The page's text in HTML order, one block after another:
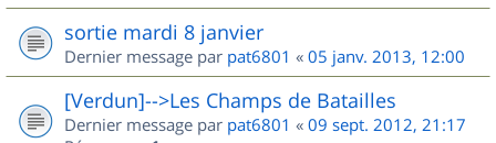
sortie mardi 8 janvier
Dernier message par pat6801 « 05 janv. 2013, 12:00
[Verdun]-->Les Champs de Batailles
Dernier message par pat6801 « 09 sept. 2012, 21:17